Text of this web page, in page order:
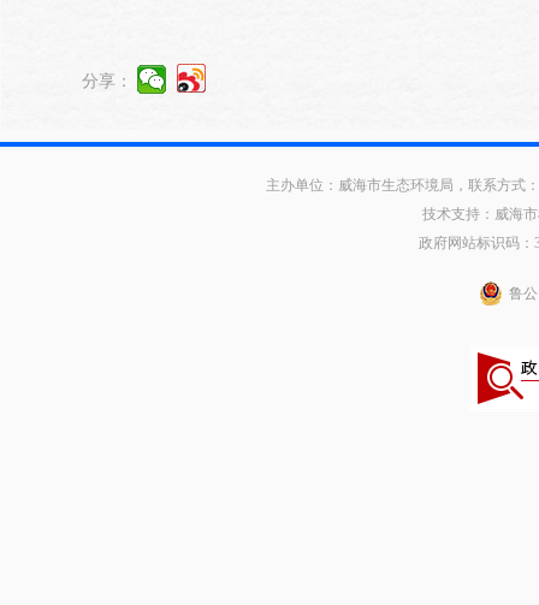
分享：
主办单位：威海市生态环境局，联系方式
技术支持：威海
政府网站标识码：
鲁公